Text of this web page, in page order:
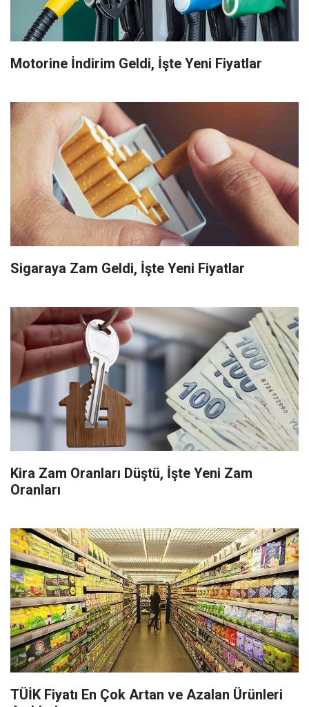
Motorine İndirim Geldi, İşte Yeni Fiyatlar
Sigaraya Zam Geldi, İşte Yeni Fiyatlar
Kira Zam Oranları Düştü, İşte Yeni Zam
Oranları
TÜİK Fiyatı En Çok Artan ve Azalan Ürünleri